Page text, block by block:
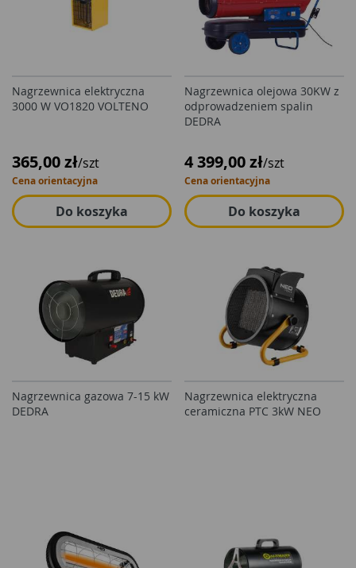
Nagrzewnica elektryczna
3000 W VO1820 VOLTENO
365,00 zł/szt
Cena orientacyjna
Do koszyka
Nagrzewnica olejowa 30KW z
odprowadzeniem spalin
DEDRA
4 399,00 zł/szt
Cena orientacyjna
Do koszyka
Nagrzewnica gazowa 7-15 kW
DEDRA
Nagrzewnica elektryczna
ceramiczna PTC 3kW NEO